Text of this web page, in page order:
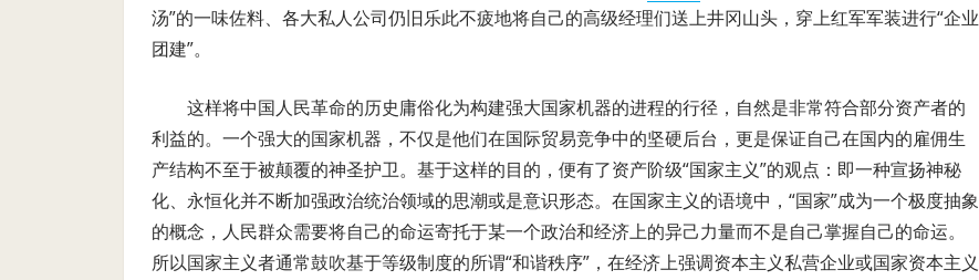
汤”的一味佐料、各大私人公司仍旧乐此不疲地将自己的高级经理们送上井冈山头，穿上红军军装进行“企业
团建”。
这样将中国人民革命的历史庸俗化为构建强大国家机器的进程的行径，自然是非常符合部分资产者的
利益的。一个强大的国家机器，不仅是他们在国际贸易竞争中的坚硬后台，更是保证自己在国内的雇佣生
产结构不至于被颠覆的神圣护卫。基于这样的目的，便有了资产阶级“国家主义”的观点：即一种宣扬神秘
化、永恒化并不断加强政治统治领域的思潮或是意识形态。在国家主义的语境中，“国家”成为一个极度抽象
的概念，人民群众需要将自己的命运寄托于某一个政治和经济上的异己力量而不是自己掌握自己的命运。
所以国家主义者通常鼓吹基于等级制度的所谓“和谐秩序”，在经济上强调资本主义私营企业或国家资本主义